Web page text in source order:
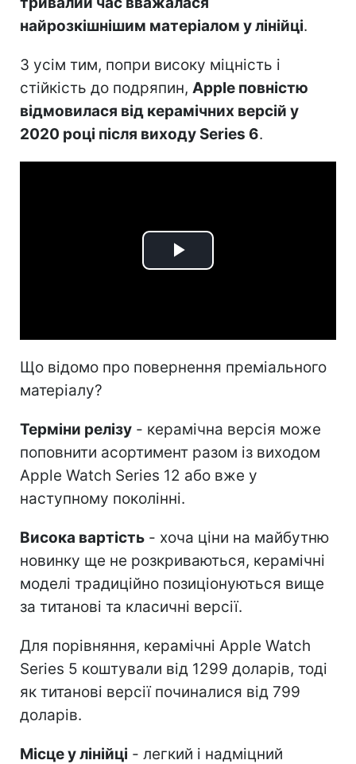
найрозкішнішим матеріалом у лінійці.
З усім тим, попри високу міцність і
стійкість до подряпин, Apple повністю
відмовилася від керамічних версій у
2020 році після виходу Series 6.
Play
Що відомо про повернення преміального
матеріалу?
Терміни релізу - керамічна версія може
поповнити асортимент разом із виходом
Apple Watch Series 12 або вже у
наступному поколінні.
Висока вартість - хоча ціни на майбутню
новинку ще не розкриваються, керамічні
моделі традиційно позиціонуються вище
за титанові та класичні версії.
Для порівняння, керамічні Apple Watch
Series 5 коштували від 1299 доларів, тоді
як титанові версії починалися від 799
доларів.
Місце у лінійці - легкий і надміцний